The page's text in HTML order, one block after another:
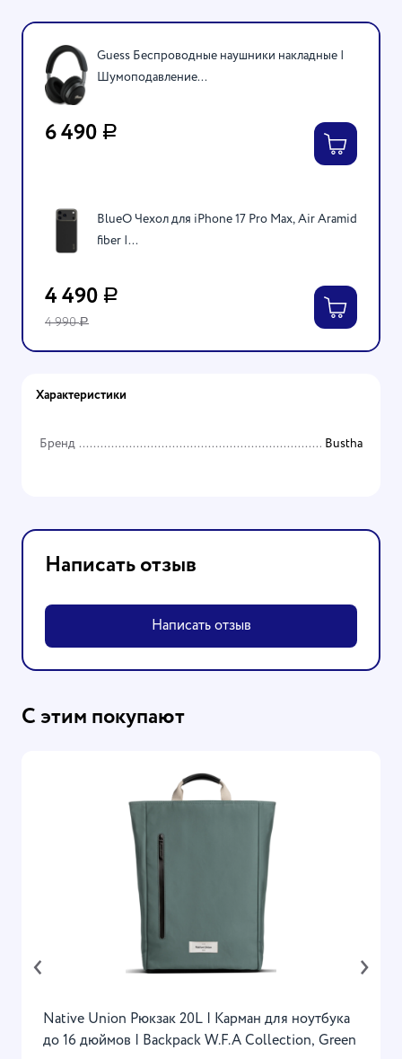
Guess Беспроводные наушники накладные |
Шумоподавление...
6 490 Р
BlueO Чехол для iPhone 17 Pro Max, Air Aramid
fiber |...
4 490 Р
4 990Р
Характеристики
Бренд Bustha
Написать отзыв
Написать отзыв
С этим покупают
Native Union Рюкзак 20L | Карман для ноутбука
до 16 дюймов | Backpack W.F.A Collection, Green
‹ ›